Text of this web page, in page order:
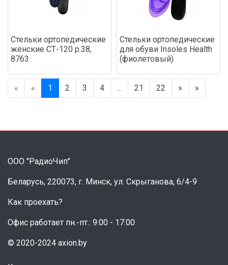
Стельки ортопедические
женские СТ-120 р.38,
8763
Стельки ортопедические
для обуви Insoles Health
(фиолетовый)
« « 1 2 3 4 ... 21 22 » »
ООО "РадиоЧип"
Беларусь, 220073, г. Минск, ул. Скрыганова, 6/4-9
Как проехать?
Офис работает пн.-пт.: 9:00 - 17:00
© 2020-2024 axion.by